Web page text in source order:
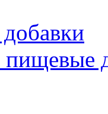
пищевые